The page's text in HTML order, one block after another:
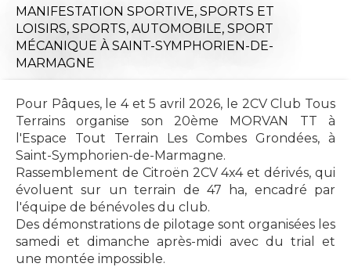
MANIFESTATION SPORTIVE, SPORTS ET
LOISIRS, SPORTS, AUTOMOBILE, SPORT
MÉCANIQUE À SAINT-SYMPHORIEN-DE-
MARMAGNE
Pour Pâques, le 4 et 5 avril 2026, le 2CV Club Tous
Terrains organise son 20ème MORVAN TT à
l'Espace Tout Terrain Les Combes Grondées, à
Saint-Symphorien-de-Marmagne.
Rassemblement de Citroën 2CV 4x4 et dérivés, qui
évoluent sur un terrain de 47 ha, encadré par
l'équipe de bénévoles du club.
Des démonstrations de pilotage sont organisées les
samedi et dimanche après-midi avec du trial et
une montée impossible.